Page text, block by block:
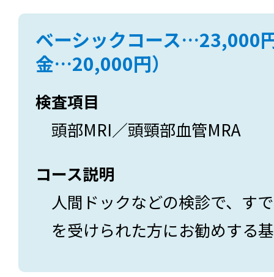
ベーシックコース…23,000
金…20,000円）
検査項目
頭部MRI／頭頸部血管MRA
コース説明
人間ドックなどの検診で、す
を受けられた方にお勧めする